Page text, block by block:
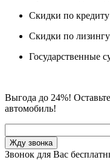
Скидки по
Скидки по
Государственные
Выгода до 24%!
автомобиль!
Звонок для Вас